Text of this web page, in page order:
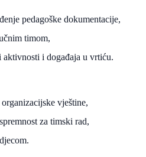
pedagoške dokumentacije,
timom,
i događaja u vrtiću.
vještine,
za timski rad,